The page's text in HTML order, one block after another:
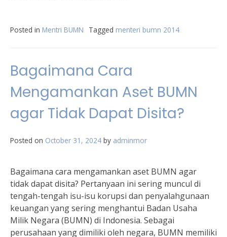
Posted in Mentri BUMN Tagged menteri bumn 2014
Bagaimana Cara
Mengamankan Aset BUMN
agar Tidak Dapat Disita?
Posted on October 31, 2024 by adminmor
Bagaimana cara mengamankan aset BUMN agar
tidak dapat disita? Pertanyaan ini sering muncul di
tengah-tengah isu-isu korupsi dan penyalahgunaan
keuangan yang sering menghantui Badan Usaha
Milik Negara (BUMN) di Indonesia. Sebagai
perusahaan yang dimiliki oleh negara, BUMN memiliki